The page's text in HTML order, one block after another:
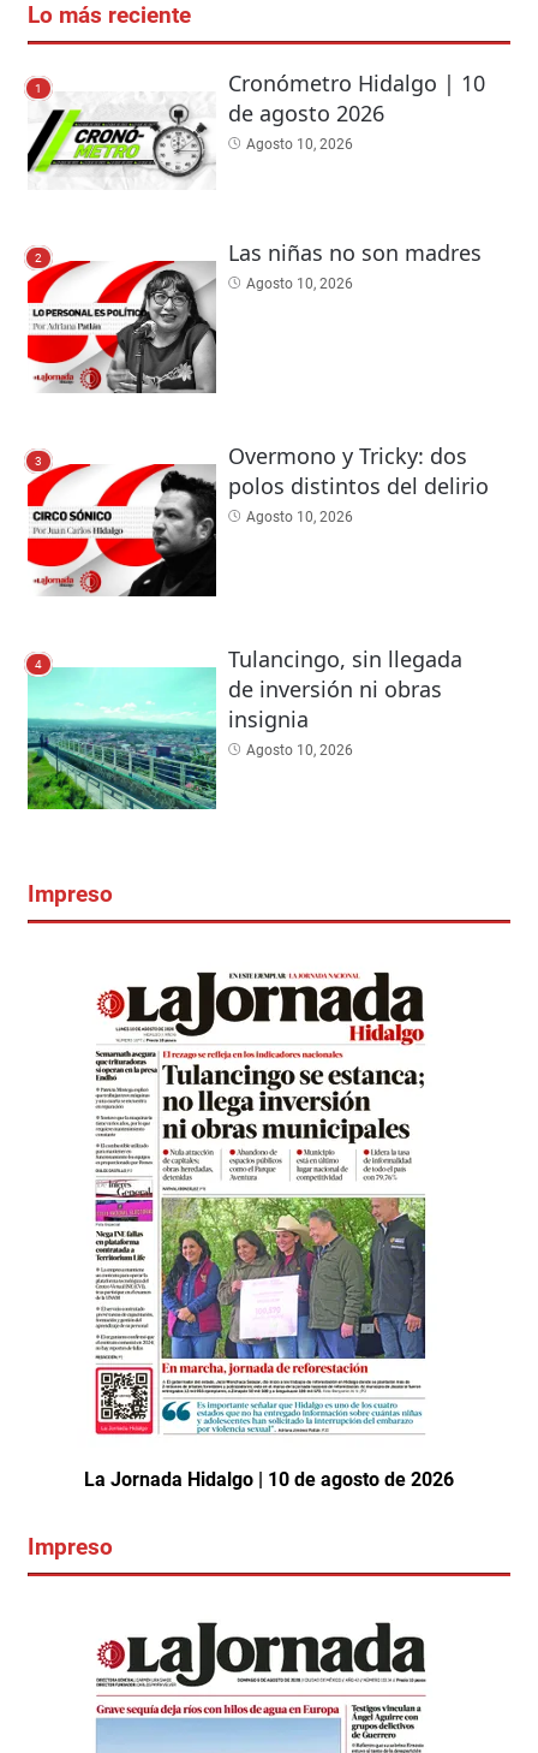
Lo más reciente
1
Cronómetro Hidalgo | 10
de agosto 2026
Agosto 10, 2026
2 Las niñas no son madres
Agosto 10, 2026
3
Overmono y Tricky: dos
polos distintos del delirio
Agosto 10, 2026
4
Tulancingo, sin llegada
de inversión ni obras
insignia
Agosto 10, 2026
Impreso
La Jornada Hidalgo | 10 de agosto de 2026
Impreso